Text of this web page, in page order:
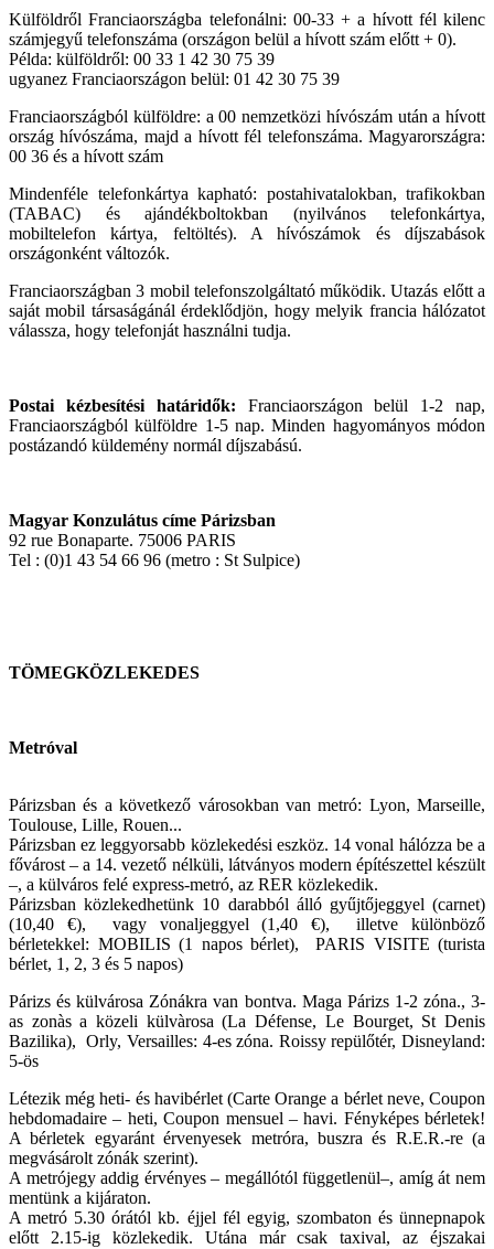
Külföldről Franciaországba telefonálni: 00-33 + a hívott fél kilenc
számjegyű telefonszáma (országon belül a hívott szám előtt + 0).
Példa: külföldről: 00 33 1 42 30 75 39
ugyanez Franciaországon belül: 01 42 30 75 39
Franciaországból külföldre: a 00 nemzetközi hívószám után a hívott
ország hívószáma, majd a hívott fél telefonszáma. Magyarországra:
00 36 és a hívott szám
Mindenféle telefonkártya kapható: postahivatalokban, trafikokban
(TABAC) és ajándékboltokban (nyilvános telefonkártya,
mobiltelefon kártya, feltöltés). A hívószámok és díjszabások
országonként változók.
Franciaországban 3 mobil telefonszolgáltató működik. Utazás előtt a
saját mobil társaságánál érdeklődjön, hogy melyik francia hálózatot
válassza, hogy telefonját használni tudja.
Postai kézbesítési határidők: Franciaországon belül 1-2 nap,
Franciaországból külföldre 1-5 nap. Minden hagyományos módon
postázandó küldemény normál díjszabású.
Magyar Konzulátus címe Párizsban
92 rue Bonaparte. 75006 PARIS
Tel : (0)1 43 54 66 96 (metro : St Sulpice)
TÖMEGKÖZLEKEDES
Metróval
Párizsban és a következő városokban van metró: Lyon, Marseille,
Toulouse, Lille, Rouen...
Párizsban ez leggyorsabb közlekedési eszköz. 14 vonal hálózza be a
fővárost – a 14. vezető nélküli, látványos modern építészettel készült
–, a külváros felé express-metró, az RER közlekedik.
Párizsban közlekedhetünk 10 darabból álló gyűjtőjeggyel (carnet)
(10,40 €), vagy vonaljeggyel (1,40 €), illetve különböző
bérletekkel: MOBILIS (1 napos bérlet), PARIS VISITE (turista
bérlet, 1, 2, 3 és 5 napos)
Párizs és külvárosa Zónákra van bontva. Maga Párizs 1-2 zóna., 3-
as zonàs a közeli külvàrosa (La Défense, Le Bourget, St Denis
Bazilika), Orly, Versailles: 4-es zóna. Roissy repülőtér, Disneyland:
5-ös
Létezik még heti- és havibérlet (Carte Orange a bérlet neve, Coupon
hebdomadaire – heti, Coupon mensuel – havi. Fényképes bérletek!
A bérletek egyaránt érvenyesek metróra, buszra és R.E.R.-re (a
megvásárolt zónák szerint).
A metrójegy addig érvényes – megállótól függetlenül–, amíg át nem
mentünk a kijáraton.
A metró 5.30 órától kb. éjjel fél egyig, szombaton és ünnepnapok
előtt 2.15-ig közlekedik. Utána már csak taxival, az éjszakai